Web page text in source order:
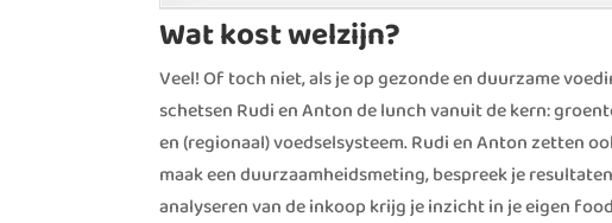
Wat kost welzijn?
Veel! Of toch niet, als je op gezonde en duurzame
schetsen Rudi en Anton de lunch vanuit de kern:
en (regionaal) voedselsysteem. Rudi en Anton zetten
maak een duurzaamheidsmeting, bespreek je
analyseren van de inkoop krijg je inzicht in je eigen